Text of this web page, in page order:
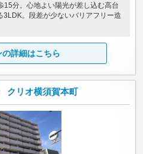
15分。心地よい陽光が差し込む高台
3LDK。段差が少ないバリアフリー造
の詳細はこちら
クリオ横須賀本町